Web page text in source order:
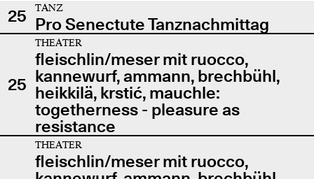
25
TANZ
Pro Senectute Tanznachmittag
25
THEATER
fleischlin/meser mit ruocco,
kannewurf, ammann, brechbühl,
heikkilä, krstić, mauchle:
togetherness - pleasure as
resistance
THEATER
fleischlin/meser mit ruocco,